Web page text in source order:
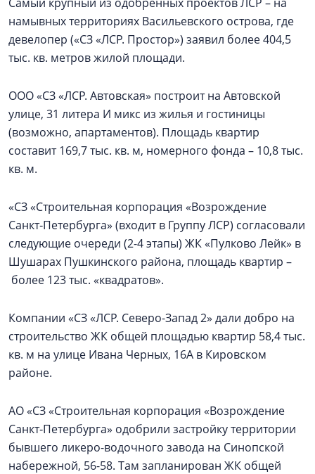
намывных территориях Васильевского острова, где
девелопер («СЗ «ЛСР. Простор») заявил более 404,5
тыс. кв. метров жилой площади.
ООО «СЗ «ЛСР. Автовская» построит на Автовской
улице, 31 литера И микс из жилья и гостиницы
(возможно, апартаментов). Площадь квартир
составит 169,7 тыс. кв. м, номерного фонда – 10,8 тыс.
кв. м.
«СЗ «Строительная корпорация «Возрождение
Санкт‑Петербурга» (входит в Группу ЛСР) согласовали
следующие очереди (2-4 этапы) ЖК «Пулково Лейк» в
Шушарах Пушкинского района, площадь квартир –
более 123 тыс. «квадратов».
Компании «СЗ «ЛСР. Северо-Запад 2» дали добро на
строительство ЖК общей площадью квартир 58,4 тыс.
кв. м на улице Ивана Черных, 16А в Кировском
районе.
АО «СЗ «Строительная корпорация «Возрождение
Санкт‑Петербурга» одобрили застройку территории
бывшего ликеро-водочного завода на Синопской
набережной, 56-58. Там запланирован ЖК общей